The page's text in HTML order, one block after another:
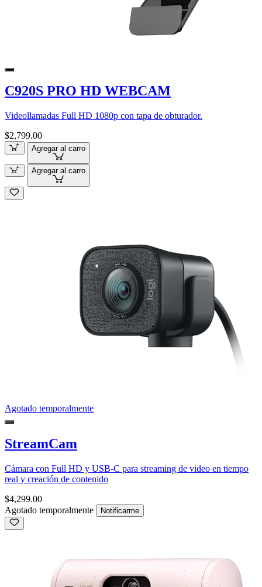
C920S PRO HD WEBCAM
Videollamadas Full HD 1080p con tapa de obturador.
$2,799.00
Agregar al carro
Agregar al carro
Agotado temporalmente
StreamCam
Cámara con Full HD y USB-C para streaming de video en tiempo
real y creación de contenido
$4,299.00
Agotado temporalmente
Notificarme